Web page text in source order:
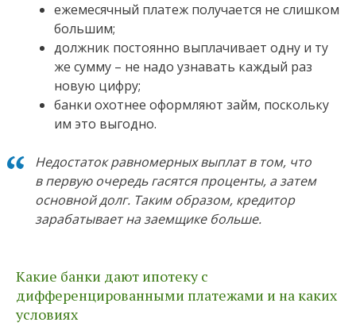
ежемесячный платеж получается не слишком
большим;
должник постоянно выплачивает одну и ту
же сумму – не надо узнавать каждый раз
новую цифру;
банки охотнее оформляют займ, поскольку
им это выгодно.
Недостаток равномерных выплат в том, что
в первую очередь гасятся проценты, а затем
основной долг. Таким образом, кредитор
зарабатывает на заемщике больше.
Какие банки дают ипотеку с
дифференцированными платежами и на каких
условиях